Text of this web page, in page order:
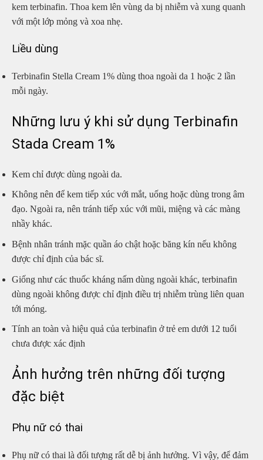
kem terbinafin. Thoa kem lên vùng da bị nhiễm và xung quanh
với một lớp mỏng và xoa nhẹ.
Liều dùng
Terbinafin Stella Cream 1% dùng thoa ngoài da 1 hoặc 2 lần
mỗi ngày.
Những lưu ý khi sử dụng Terbinafin
Stada Cream 1%
Kem chỉ được dùng ngoài da.
Không nên để kem tiếp xúc với mắt, uống hoặc dùng trong âm
đạo. Ngoài ra, nên tránh tiếp xúc với mũi, miệng và các màng
nhầy khác.
Bệnh nhân tránh mặc quần áo chật hoặc băng kín nếu không
được chỉ định của bác sĩ.
Giống như các thuốc kháng nấm dùng ngoài khác, terbinafin
dùng ngoài không được chỉ định điều trị nhiễm trùng liên quan
tới móng.
Tính an toàn và hiệu quả của terbinafin ở trẻ em dưới 12 tuổi
chưa được xác định
Ảnh hưởng trên những đối tượng
đặc biệt
Phụ nữ có thai
Phụ nữ có thai là đối tượng rất dễ bị ảnh hưởng. Vì vậy, để đảm